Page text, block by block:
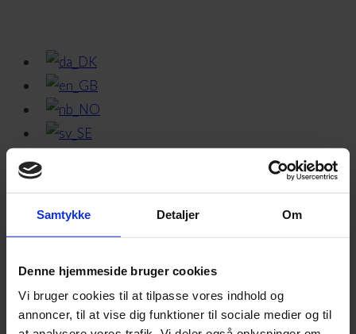
Samtykke Detaljer Om
Denne hjemmeside bruger cookies
Vi bruger cookies til at tilpasse vores indhold og
annoncer, til at vise dig funktioner til sociale medier og til
0,00DKK0 Kurv